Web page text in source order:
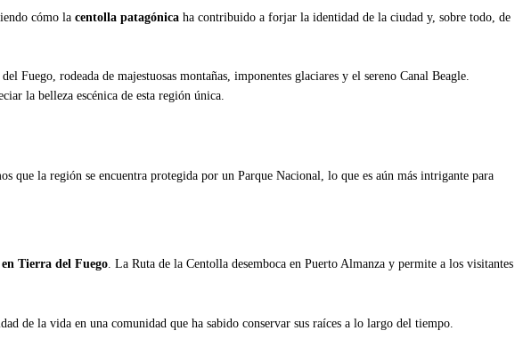
cómo la centolla patagónica ha contribuido a forjar la identidad de la ciudad y, sobre todo, de
Fuego, rodeada de majestuosas montañas, imponentes glaciares y el sereno Canal Beagle.
la belleza escénica de esta región única.
la región se encuentra protegida por un Parque Nacional, lo que es aún más intrigante para
Tierra del Fuego. La Ruta de la Centolla desemboca en Puerto Almanza y permite a los visitantes
de la vida en una comunidad que ha sabido conservar sus raíces a lo largo del tiempo.